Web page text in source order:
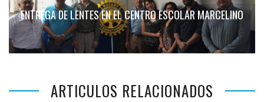
ENTREGA DE LENTES EN EL CENTRO ESCOLAR MARCELINO
ARTICULOS RELACIONADOS